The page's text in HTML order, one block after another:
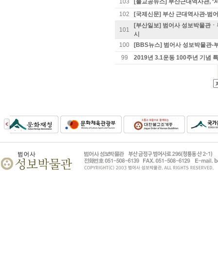
103
[불교공뉴스] 부산근대역사관, ‘
102
[국제신문] 부산 근대역사관-범
101
[부산일보] 범어사 성보박물관
시
100
[BBS뉴스] 범어사 성보박물관-
99
2019년 3.1운동 100주년 기념